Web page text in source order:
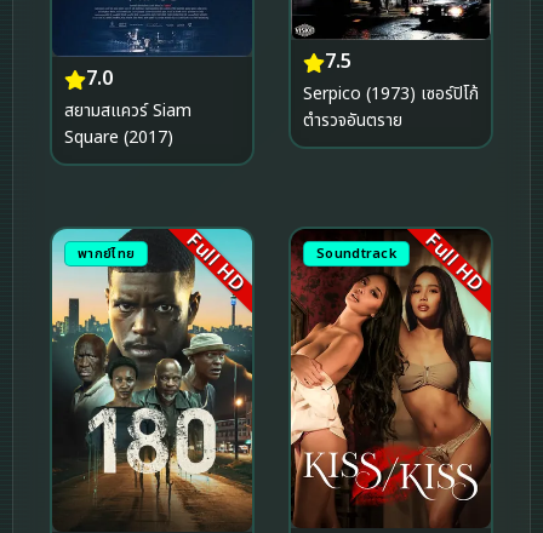
7.0
สยามสแควร์ Siam
Square (2017)
7.5
Serpico (1973) เซอร์ปิโก้
ตำรวจอันตราย
พากย์ไทย Full HD Soundtrack Full HD